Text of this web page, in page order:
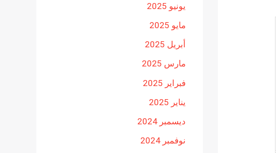
يونيو 2025
مايو 2025
أبريل 2025
مارس 2025
فبراير 2025
يناير 2025
ديسمبر 2024
نوفمبر 2024